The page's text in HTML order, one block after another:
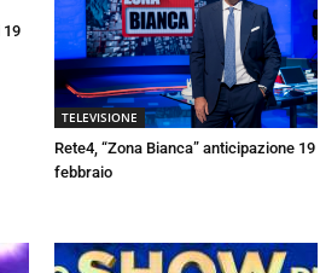
19
TELEVISIONE
Rete4, “Zona Bianca” anticipazione 19
febbraio